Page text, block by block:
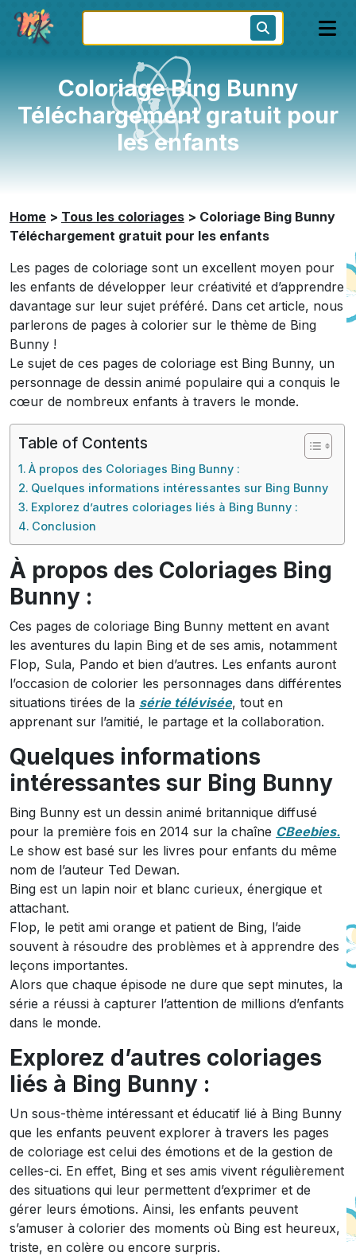
Coloriage Bing Bunny
Téléchargement gratuit pour
les enfants
Home > Tous les coloriages > Coloriage Bing Bunny
Téléchargement gratuit pour les enfants
Les pages de coloriage sont un excellent moyen pour
les enfants de développer leur créativité et d’apprendre
davantage sur leur sujet préféré. Dans cet article, nous
parlerons de pages à colorier sur le thème de Bing
Bunny !
Le sujet de ces pages de coloriage est Bing Bunny, un
personnage de dessin animé populaire qui a conquis le
cœur de nombreux enfants à travers le monde.
Table of Contents
À propos des Coloriages Bing Bunny :
Quelques informations intéressantes sur Bing Bunny
Explorez d’autres coloriages liés à Bing Bunny :
Conclusion
À propos des Coloriages Bing
Bunny :
Ces pages de coloriage Bing Bunny mettent en avant
les aventures du lapin Bing et de ses amis, notamment
Flop, Sula, Pando et bien d’autres. Les enfants auront
l’occasion de colorier les personnages dans différentes
situations tirées de la série télévisée, tout en
apprenant sur l’amitié, le partage et la collaboration.
Quelques informations
intéressantes sur Bing Bunny
Bing Bunny est un dessin animé britannique diffusé
pour la première fois en 2014 sur la chaîne CBeebies.
Le show est basé sur les livres pour enfants du même
nom de l’auteur Ted Dewan.
Bing est un lapin noir et blanc curieux, énergique et
attachant.
Flop, le petit ami orange et patient de Bing, l’aide
souvent à résoudre des problèmes et à apprendre des
leçons importantes.
Alors que chaque épisode ne dure que sept minutes, la
série a réussi à capturer l’attention de millions d’enfants
dans le monde.
Explorez d’autres coloriages
liés à Bing Bunny :
Un sous-thème intéressant et éducatif lié à Bing Bunny
que les enfants peuvent explorer à travers les pages
de coloriage est celui des émotions et de la gestion de
celles-ci. En effet, Bing et ses amis vivent régulièrement
des situations qui leur permettent d’exprimer et de
gérer leurs émotions. Ainsi, les enfants peuvent
s’amuser à colorier des moments où Bing est heureux,
triste, en colère ou encore surpris.